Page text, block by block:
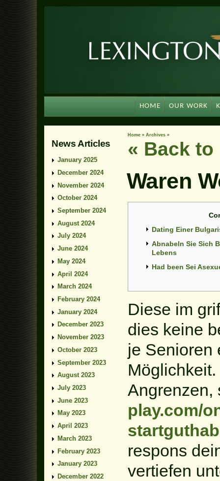
« Back to
Waren
Dating Einer
Abnabeln Sie Sich
Lebens
Had been Sei
Diese im
dies keine
je Senioren
play.com/
respons
vertiefen
News Articles
January 2025
December 2024
November 2024
October 2024
September 2024
August 2024
July 2024
June 2024
May 2024
April 2024
March 2024
February 2024
January 2024
December 2023
November 2023
October 2023
September 2023
August 2023
July 2023
June 2023
May 2023
April 2023
March 2023
February 2023
January 2023
December 2022
Home » Archives »
HOME OUR WORK